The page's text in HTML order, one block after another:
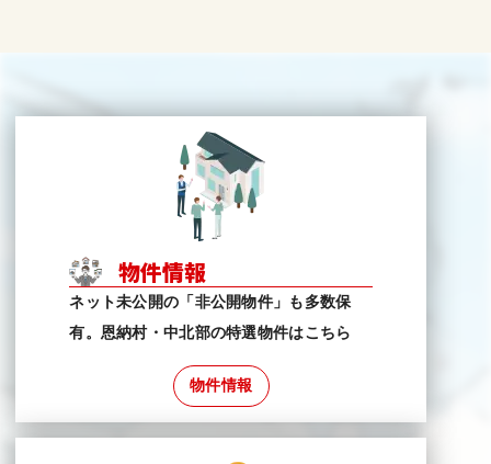
物件情報
ネット未公開の「非公開物件」も多数保
有。恩納村・中北部の特選物件はこちら
物件情報